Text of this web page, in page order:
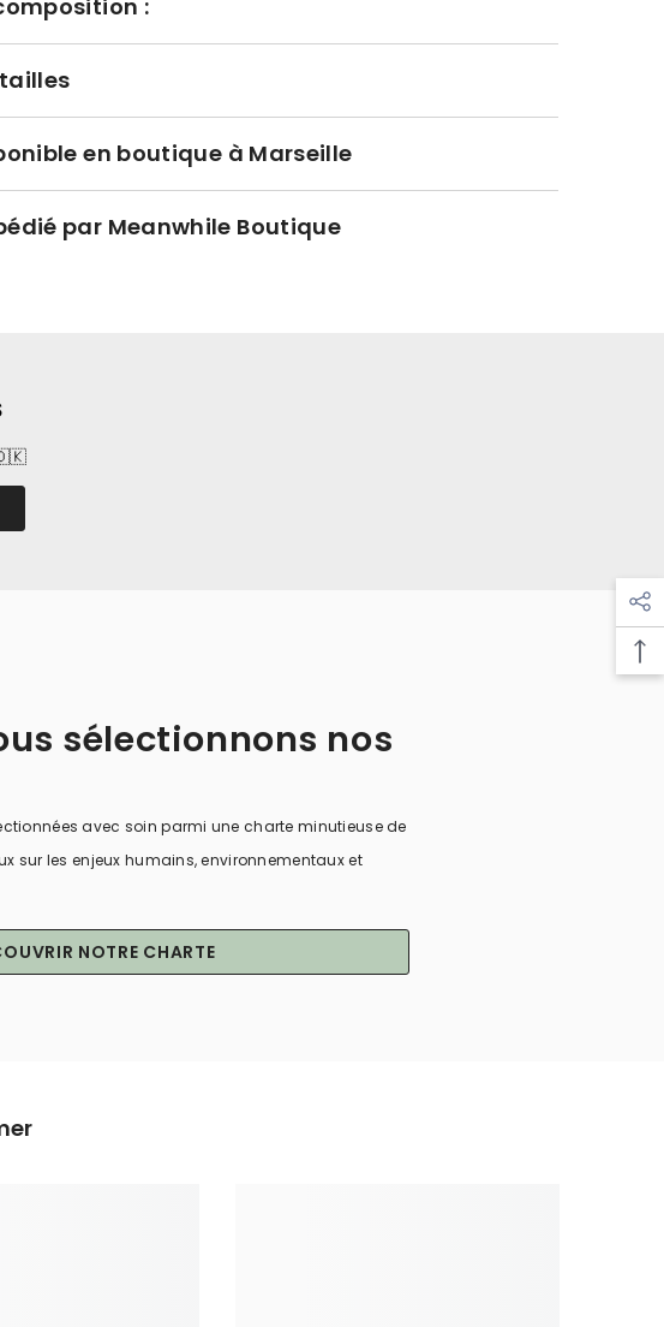
:
en boutique à Marseille
par Meanwhile Boutique
sélectionnons nos
avec soin parmi une charte minutieuse de
sur les enjeux humains, environnementaux et
NOTRE CHARTE